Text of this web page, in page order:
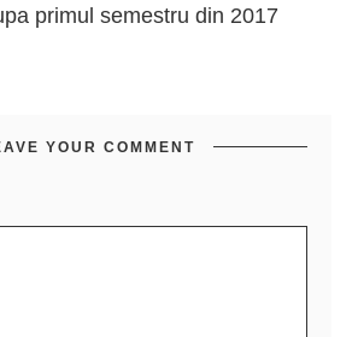
primul semestru din 2017
YOUR COMMENT